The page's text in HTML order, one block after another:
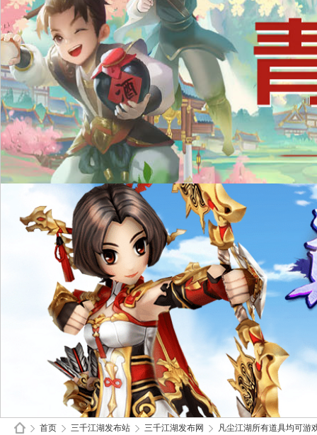
首页 三千江湖发布站 三千江湖发布网 凡尘江湖所有道具均可游